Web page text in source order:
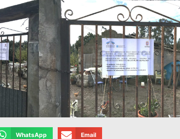
WhatsApp Email